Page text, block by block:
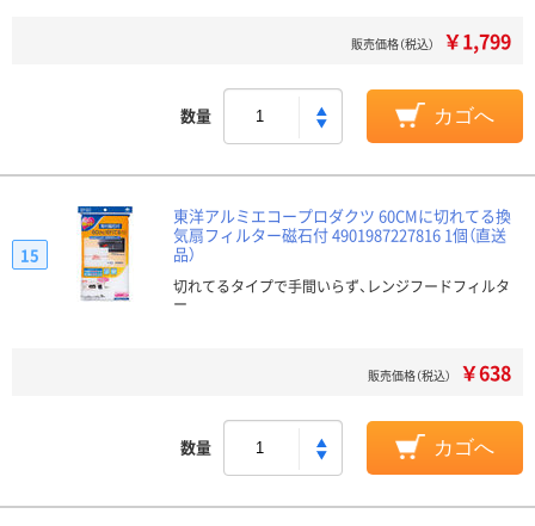
販売価格（税込） ￥1,799
数量 カゴへ
東洋アルミエコープロダクツ 60CMに切れてる換
気扇フィルター磁石付 4901987227816 1個（直送
品）
切れてるタイプで手間いらず、レンジフードフィルタ
ー
15
販売価格（税込） ￥638
数量 カゴへ